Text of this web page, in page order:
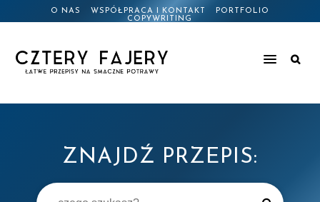
O NAS WSPÓŁPRACA I KONTAKT
PORTFOLIO
COPYWRITING
ZNAJDŹ PRZEPIS: